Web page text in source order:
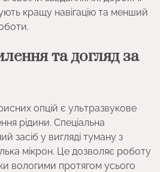
кращу навігацію та менший
та догляд за
опцій є ультразвукове
рідини. Спеціальна
засіб у вигляді туману з
мікрон. Це дозволяє роботу
вологими протягом усього